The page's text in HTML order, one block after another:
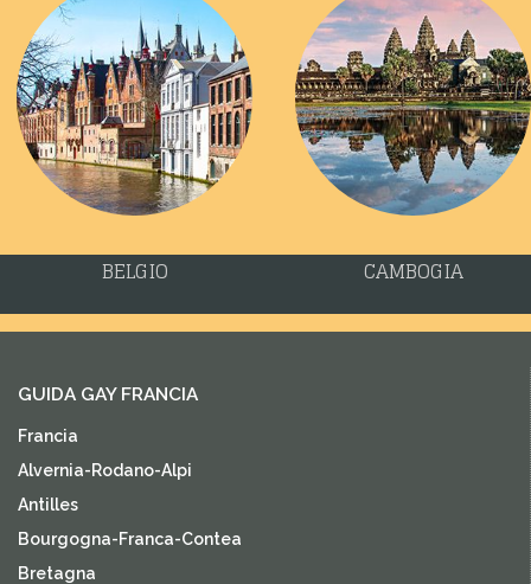
BELGIO CAMBOGIA
GUIDA GAY FRANCIA
Francia
Alvernia-Rodano-Alpi
Antilles
Bourgogna-Franca-Contea
Bretagna